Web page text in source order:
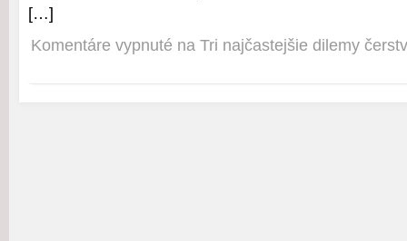
[…]
Komentáre vypnuté na Tri najčastejšie dilemy